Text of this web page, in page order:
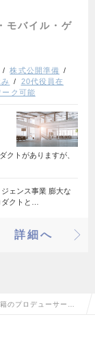
モバイル・ゲ
株式公開準備
20代役員在
ーク可能
クトがありますが、
ェンス事業 膨大な
クトと…
詳細へ
のプロデューサー・